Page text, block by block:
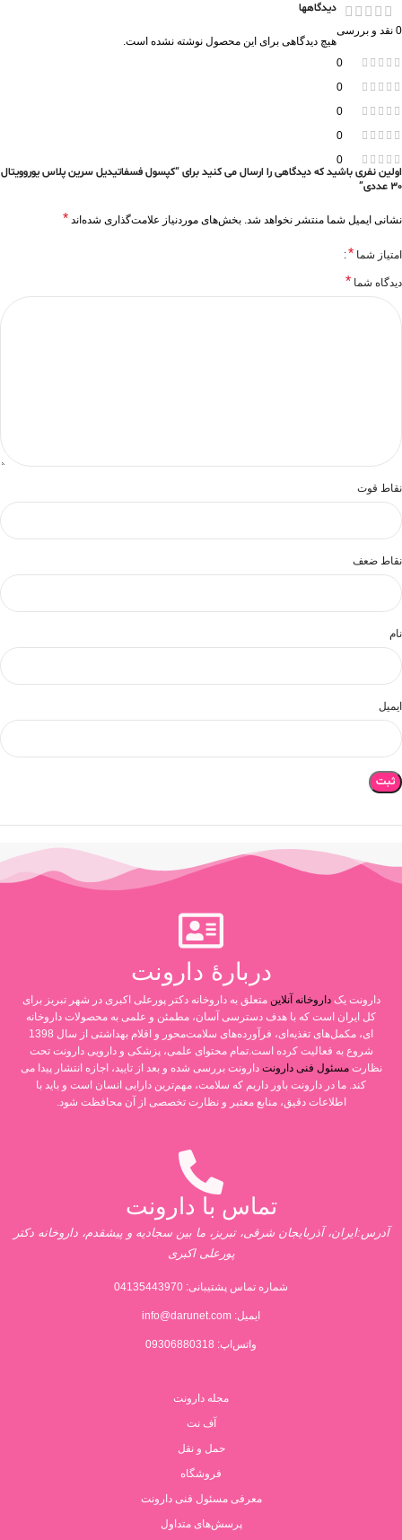
0 نقد و بررسی
0
0
0
0
0
دیدگاهها
هیچ دیدگاهی برای این محصول نوشته نشده است.
اولین نفری باشید که دیدگاهی را ارسال می کنید برای “کپسول فسفاتیدیل سرین پلاس یوروویتال
30 عددی”
نشانی ایمیل شما منتشر نخواهد شد. بخش‌های موردنیاز علامت‌گذاری شده‌اند *
امتیاز شما *
دیدگاه شما *
نقاط قوت
نقاط ضعف
نام
ایمیل
دربارۀ دارونت
دارونت یکداروخانه آنلاین متعلق به داروخانه دکتر پورعلی اکبری در شهر تبریز برای
کل ایران است که با هدف دسترسی آسان، مطمئن و علمی به محصولات داروخانه
ای، مکمل‌های تغذیه‌ای، فرآورده‌های سلامت‌محور و اقلام بهداشتی از سال 1398
شروع به فعالیت کرده است.تمام محتوای علمی، پزشکی و دارویی دارونت تحت
نظارتمسئول فنی دارونت دارونت بررسی شده و بعد از تایید، اجازه انتشار پیدا می
کند. ما در دارونت باور داریم که سلامت، مهم‌ترین دارایی انسان است و باید با
اطلاعات دقیق، منابع معتبر و نظارت تخصصی از آن محافظت شود.
تماس با دارونت
آدرس:ایران، آذربایجان شرقی، تبریز، ما بین سجادیه و پیشقدم، داروخانه دکتر
پورعلی اکبری
شماره تماس پشتیبانی: 04135443970
ایمیل: info@darunet.com
واتس‌اپ: 09306880318
مجله دارونت
آف نت
حمل و نقل
فروشگاه
معرفی مسئول فنی دارونت
پرسش‌های متداول